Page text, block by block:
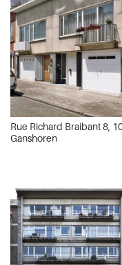
Rue Richard Braibant 8,
Ganshoren